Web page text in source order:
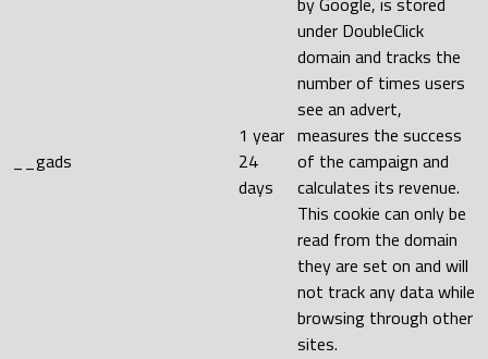
__gads
1 year
24
days
under DoubleClick
domain and tracks the
number of times users
see an advert,
measures the success
of the campaign and
calculates its revenue.
This cookie can only be
read from the domain
they are set on and will
not track any data while
browsing through other
sites.